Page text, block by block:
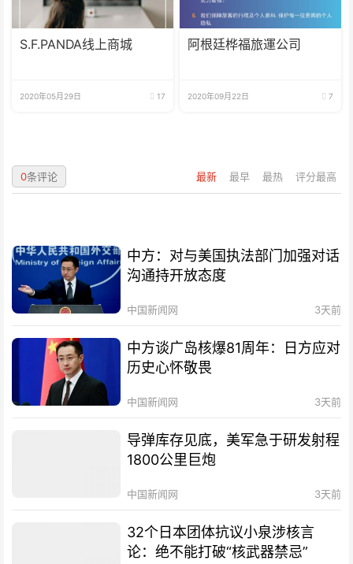
S.F.PANDA线上商城
2020年05月29日 17
阿根廷桦福旅運公司
2020年09月22日 7
最新 最早 最热 评分最高
0条评论
中方：对与美国执法部门加强对话
沟通持开放态度
中国新闻网 3天前
中方谈广岛核爆81周年：日方应对
历史心怀敬畏
中国新闻网 3天前
导弹库存见底，美军急于研发射程
1800公里巨炮
中国新闻网 3天前
32个日本团体抗议小泉涉核言
论：绝不能打破“核武器禁忌”